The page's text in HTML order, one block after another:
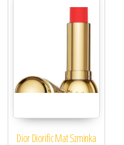
Dior Diorific Mat Szminka